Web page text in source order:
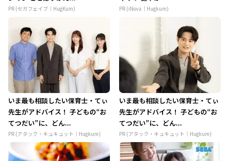
PR (セガフェイブ｜HugKum) PR (iNova｜Hugkum)
いま最も相談したい保育士・てぃ
先生がアドバイス！ 子どもの“お
てつだい”に、どん...
PR (アタック・キュキュット｜Hugkum)
いま最も相談したい保育士・てぃ
先生がアドバイス！ 子どもの“お
てつだい”に、どん...
PR (アタック・キュキュット｜Hugkum)